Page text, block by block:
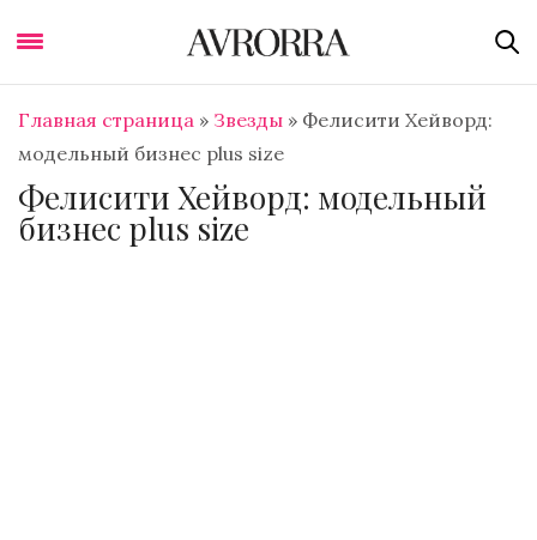
Главная страница » Звезды » Фелисити Хейворд:
модельный бизнес plus size
Фелисити Хейворд: модельный
бизнес plus size